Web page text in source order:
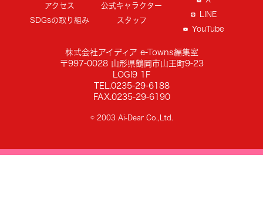
アクセス
SDGsの取り組み
公式キャラクター
スタッフ
LINE
YouTube
株式会社アイディア e-Towns編集室
〒997-0028 山形県鶴岡市山王町9-23
LOGI9 1F
TEL.0235-29-6188
FAX.0235-29-6190
© 2003 Ai-Dear Co.,Ltd.